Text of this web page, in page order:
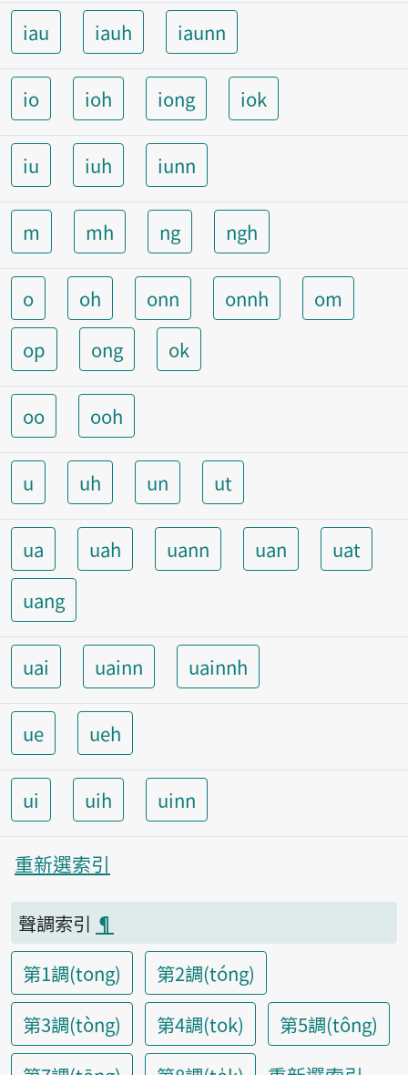
iau iauh iaunn
io ioh iong iok
iu iuh iunn
m mh ng ngh
o oh onn onnh
om
op
ong ok
oo ooh
u uh un ut
ua uah uann uan
uat
uang
uai uainn uainnh
ue ueh
ui uih uinn
重新選索引
聲調索引 ¶
第1調(tong)
第2調(tóng)
第3調(tòng)
第4調(tok)
第5調(tông)